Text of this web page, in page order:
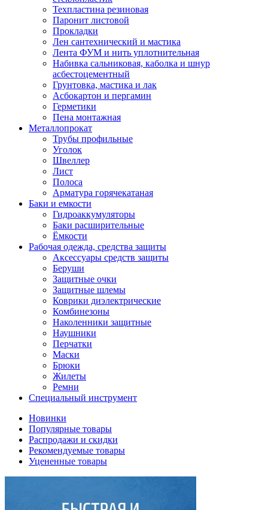
Техпластина резиновая
Паронит листовой
Прокладки
Лен сантехнический и мастика
Лента ФУМ и нить уплотнительная
Набивка сальниковая, каболка и шнур
асбестоцементный
Грунтовка, мастика и лак
Асбокартон и пергамин
Герметики
Пена монтажная
Металлопрокат
Трубы профильные
Уголок
Швеллер
Лист
Полоса
Арматура горячекатаная
Баки и емкости
Гидроаккумуляторы
Баки расширительные
Ёмкости
Рабочая одежда, средства защиты
Аксессуары средств защиты
Беруши
Защитные очки
Защитные шлемы
Коврики диэлектрические
Комбинезоны
Наколенники защитные
Наушники
Перчатки
Маски
Брюки
Жилеты
Ремни
Специальный инструмент
Новинки
Популярные товары
Распродажи и скидки
Рекомендуемые товары
Уцененные товары